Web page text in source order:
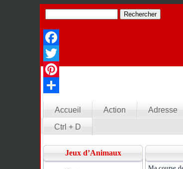
Facebook
Twitter
Pinterest
Partager
Accueil
Action Adresse
Ctrl + D
Jeux d’Animaux